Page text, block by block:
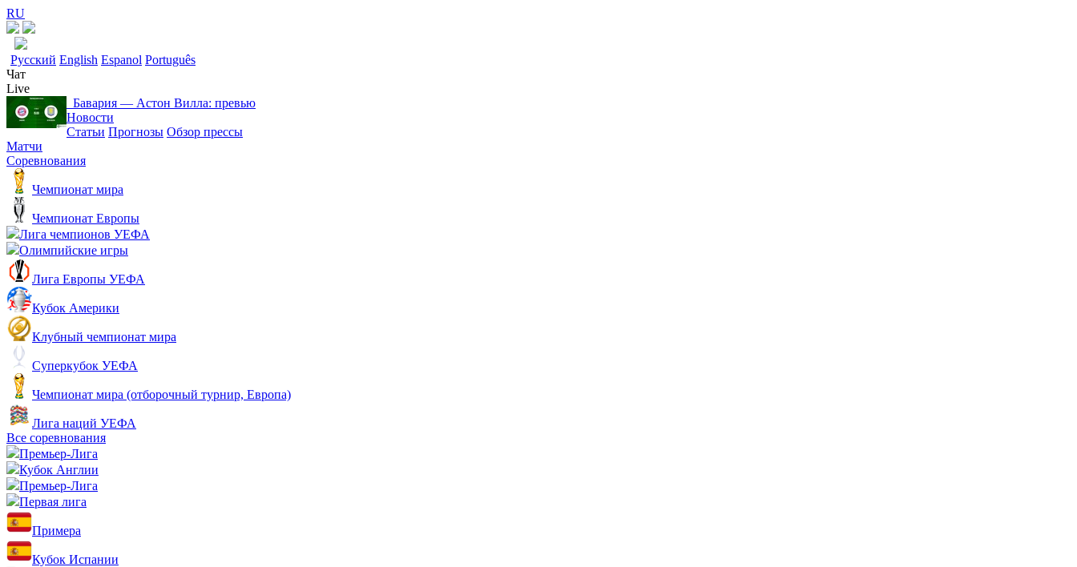
RU
Русский English Espanol Português
Чат
Live
Бавария ― Астон Вилла: превью
Новости
Статьи Прогнозы Обзор прессы
Матчи
Соревнования
Чемпионат мира
Чемпионат Европы
Лига чемпионов УЕФА
Олимпийские игры
Лига Европы УЕФА
Кубок Америки
Клубный чемпионат мира
Суперкубок УЕФА
Чемпионат мира (отборочный турнир, Европа)
Лига наций УЕФА
Все соревнования
Премьер-Лига
Кубок Англии
Премьер-Лига
Первая лига
Примера
Кубок Испании